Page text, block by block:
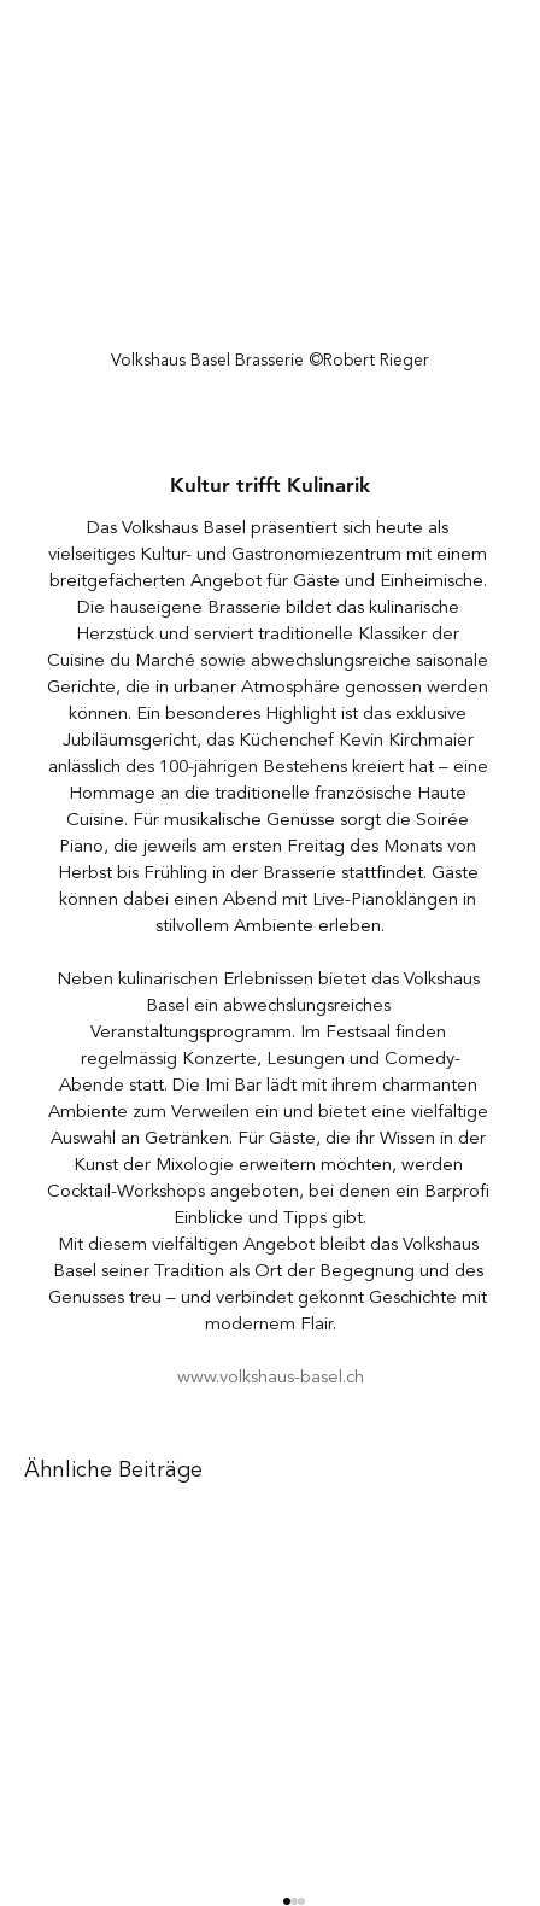
Volkshaus Basel Brasserie ©Robert Rieger
Kultur trifft Kulinarik
Das Volkshaus Basel präsentiert sich heute als
vielseitiges Kultur- und Gastronomiezentrum mit einem
breitgefächerten Angebot für Gäste und Einheimische.
Die hauseigene Brasserie bildet das kulinarische
Herzstück und serviert traditionelle Klassiker der
Cuisine du Marché sowie abwechslungsreiche saisonale
Gerichte, die in urbaner Atmosphäre genossen werden
können. Ein besonderes Highlight ist das exklusive
Jubiläumsgericht, das Küchenchef Kevin Kirchmaier
anlässlich des 100-jährigen Bestehens kreiert hat – eine
Hommage an die traditionelle französische Haute
Cuisine. Für musikalische Genüsse sorgt die Soirée
Piano, die jeweils am ersten Freitag des Monats von
Herbst bis Frühling in der Brasserie stattfindet. Gäste
können dabei einen Abend mit Live-Pianoklängen in
stilvollem Ambiente erleben.
Neben kulinarischen Erlebnissen bietet das Volkshaus
Basel ein abwechslungsreiches
Veranstaltungsprogramm. Im Festsaal finden
regelmässig Konzerte, Lesungen und Comedy-
Abende statt. Die Imi Bar lädt mit ihrem charmanten
Ambiente zum Verweilen ein und bietet eine vielfältige
Auswahl an Getränken. Für Gäste, die ihr Wissen in der
Kunst der Mixologie erweitern möchten, werden
Cocktail-Workshops angeboten, bei denen ein Barprofi
Einblicke und Tipps gibt.
Mit diesem vielfältigen Angebot bleibt das Volkshaus
Basel seiner Tradition als Ort der Begegnung und des
Genusses treu – und verbindet gekonnt Geschichte mit
modernem Flair.
www.volkshaus-basel.ch
Ähnliche Beiträge